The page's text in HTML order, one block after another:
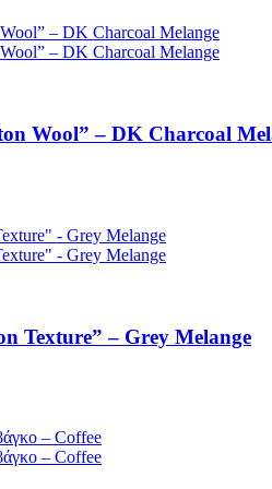
Wool” – DK Charcoal
Texture” – Grey Melange